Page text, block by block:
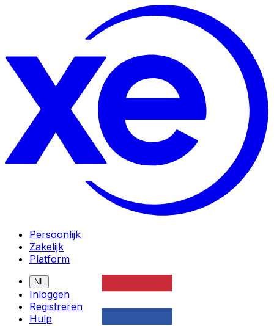
Persoonlijk
Zakelijk
Platform
NL
Inloggen
Registreren
Hulp